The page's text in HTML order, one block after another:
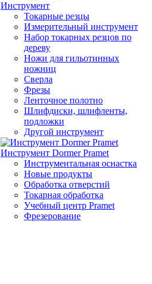
Инструмент
Токарные резцы
Измерительный инструмент
Набор токарных резцов по
дереву
Ножи для гильотинных
ножниц
Сверла
Фрезы
Ленточное полотно
Шлифдиски, шлифленты,
подложки
Другой инструмент
Инструмент Dormer Pramet
Инструментальная оснастка
Новые продукты
Обработка отверстий
Токарная обработка
Учебный центр Pramet
Фрезерование